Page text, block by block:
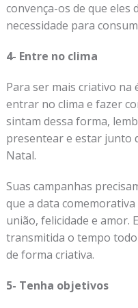
convença-os de que eles
necessidade para
4- Entre no clima
Para ser mais criativo na
entrar no clima e fazer
sintam dessa forma,
presentear e estar junto
Natal.
Suas campanhas
que a data
união, felicidade e amor.
transmitida o tempo
de forma criativa.
5- Tenha objetivos